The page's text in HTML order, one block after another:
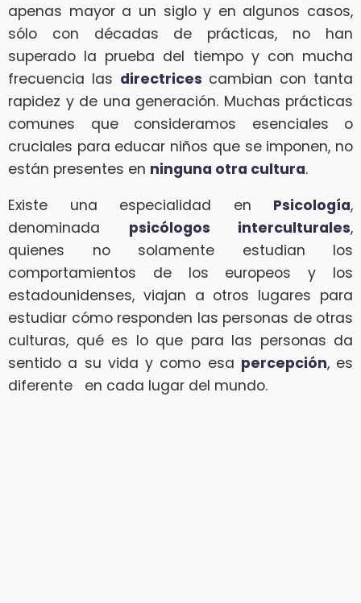
apenas mayor a un siglo y en algunos casos,
sólo con décadas de prácticas, no han
superado la prueba del tiempo y con mucha
frecuencia las directrices cambian con tanta
rapidez y de una generación. Muchas prácticas
comunes que consideramos esenciales o
cruciales para educar niños que se imponen, no
están presentes en ninguna otra cultura.
Existe una especialidad en Psicología,
denominada psicólogos interculturales,
quienes no solamente estudian los
comportamientos de los europeos y los
estadounidenses, viajan a otros lugares para
estudiar cómo responden las personas de otras
culturas, qué es lo que para las personas da
sentido a su vida y como esa percepción, es
diferente en cada lugar del mundo.